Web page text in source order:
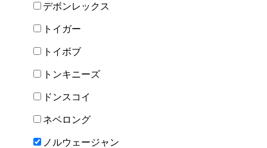
デボンレックス
トイガー
トイボブ
トンキニーズ
ドンスコイ
ネベロング
ノルウェージャン